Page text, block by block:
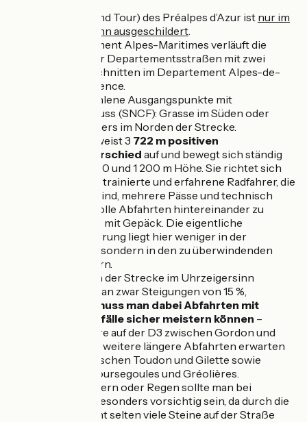
Die GT (Grand Tour) des Préalpes d’Azur ist nur im
Uhrzeigersinn ausgeschildert.
Im Departement Alpes-Maritimes verläuft die
Strecke über Departementsstraßen mit zwei
kurzen Abschnitten im Departement Alpes-de-
Haute-Provence.
Zwei empfohlene Ausgangspunkte mit
Bahnanschluss (SNCF): Grasse im Süden oder
Puget-Théniers im Norden der Strecke.
Diese Tour weist 3 722 m positiven
Höhenunterschied auf und bewegt sich ständig
zwischen 400 und 1 200 m Höhe. Sie richtet sich
daher an gut trainierte und erfahrene Radfahrer, die
in der Lage sind, mehrere Pässe und technisch
anspruchsvolle Abfahrten hintereinander zu
bewältigen – mit Gepäck. Die eigentliche
Herausforderung liegt hier weniger in der
Entfernung, sondern in den zu überwindenden
Höhenmetern.
Beim Fahren der Strecke im Uhrzeigersinn
vermeidet man zwar Steigungen von 15 %,
allerdings muss man dabei Abfahrten mit
starkem Gefälle sicher meistern können –
insbesondere auf der D3 zwischen Gordon und
Grasse. Zwei weitere längere Abfahrten erwarten
Sie auch zwischen Toudon und Gilette sowie
zwischen Coursegoules und Gréolières.
Nach Gewittern oder Regen sollte man bei
Abfahrten besonders vorsichtig sein, da durch die
Erosion nicht selten viele Steine auf der Straße